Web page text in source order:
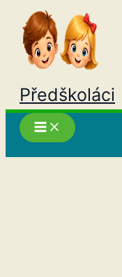
Přeskočit
obsah
Předškoláci